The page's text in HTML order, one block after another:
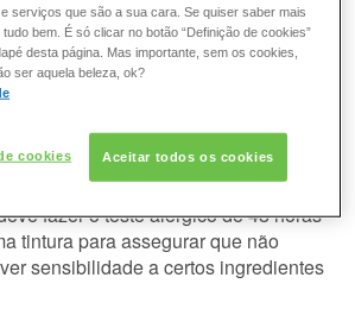
PRODUTOS GARNIER
antes e nunca
de reação alérgica,
tenho que fazer o
fazer oteste alérgicode 48 horas
tintura para assegurar que não
sensibilidade a certos ingredientes
serviços que são a sua cara. Se quiser saber mais
bem. É só clicar no botão “Definição de cookies”
desta página. Mas importante, sem os cookies,
ser aquela beleza, ok?
cookies Aceitar todos os cookies